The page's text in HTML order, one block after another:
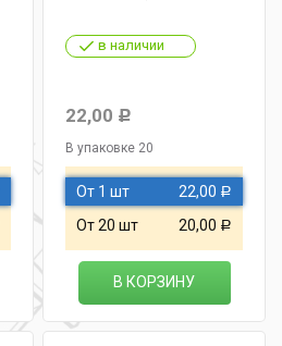
в наличии
22,00 Р
В упаковке 20
От 1 шт 22,00 Р
От 20 шт 20,00 Р
В КОРЗИНУ